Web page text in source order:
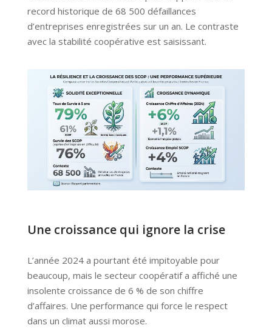
record historique de 68 500 défaillances
d’entreprises enregistrées sur un an. Le contraste
avec la stabilité coopérative est saisissant.
Une croissance qui ignore la crise
L’année 2024 a pourtant été impitoyable pour
beaucoup, mais le secteur coopératif a affiché une
insolente croissance de 6 % de son chiffre
d’affaires. Une performance qui force le respect
dans un climat aussi morose.